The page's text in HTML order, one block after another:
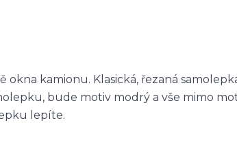
okna kamionu. Klasická, řezaná
bude motiv modrý a vše mimo
lepíte.